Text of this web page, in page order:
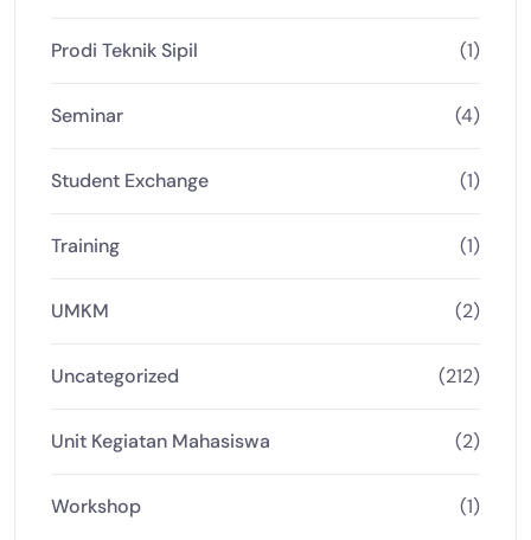
Prodi Teknik Sipil (1)
Seminar (4)
Student Exchange (1)
Training (1)
UMKM (2)
Uncategorized (212)
Unit Kegiatan Mahasiswa (2)
Workshop (1)